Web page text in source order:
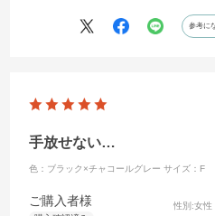
参考に
手放せない…
色：ブラック×チャコールグレー サイズ：F
ご購入者様 性別:女性